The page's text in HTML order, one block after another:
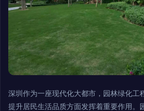
深圳作为一座现代化大都市，园林绿化工
提升居民生活品质方面发挥着重要作用。